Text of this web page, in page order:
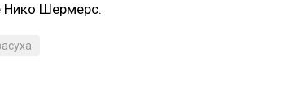
Нико Шермерс.